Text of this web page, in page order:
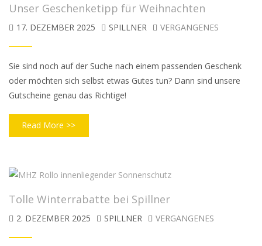
Unser Geschenketipp für Weihnachten
17. DEZEMBER 2025 SPILLNER VERGANGENES
Sie sind noch auf der Suche nach einem passenden Geschenk
oder möchten sich selbst etwas Gutes tun? Dann sind unsere
Gutscheine genau das Richtige!
Read More >>
Tolle Winterrabatte bei Spillner
2. DEZEMBER 2025 SPILLNER VERGANGENES